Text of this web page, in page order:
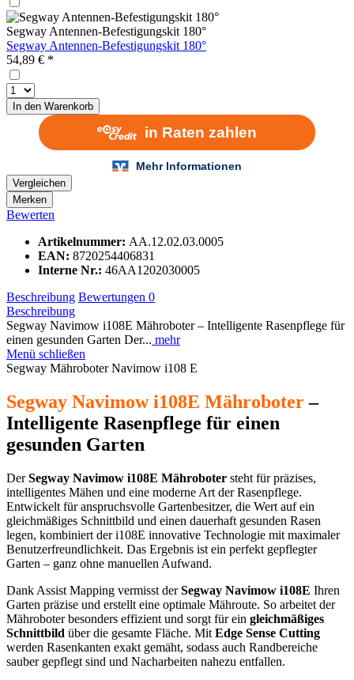
Segway Antennen-Befestigungskit 180°
Segway Antennen-Befestigungskit 180°
54,89 € *
In den Warenkorb
Vergleichen
Merken
Bewerten
Artikelnummer: AA.12.02.03.0005
EAN: 8720254406831
Interne Nr.: 46AA1202030005
Beschreibung Bewertungen 0
Beschreibung
Segway Navimow i108E Mähroboter – Intelligente Rasenpflege für
einen gesunden Garten Der... mehr
Menü schließen
Segway Mähroboter Navimow i108 E
Segway Navimow i108E Mähroboter–
Intelligente Rasenpflege für einen
gesunden Garten
DerSegway Navimow i108E Mähroboter steht für präzises,
intelligentes Mähen und eine moderne Art der Rasenpflege.
Entwickelt für anspruchsvolle Gartenbesitzer, die Wert auf ein
gleichmäßiges Schnittbild und einen dauerhaft gesunden Rasen
legen, kombiniert der i108E innovative Technologie mit maximaler
Benutzerfreundlichkeit. Das Ergebnis ist ein perfekt gepflegter
Garten – ganz ohne manuellen Aufwand.
Dank Assist Mapping vermisst derSegway Navimow i108E Ihren
Garten präzise und erstellt eine optimale Mähroute. So arbeitet der
Mähroboter besonders effizient und sorgt für ein gleichmäßiges
Schnittbild über die gesamte Fläche. Mit Edge Sense Cutting
werden Rasenkanten exakt gemäht, sodass auch Randbereiche
sauber gepflegt sind und Nacharbeiten nahezu entfallen.